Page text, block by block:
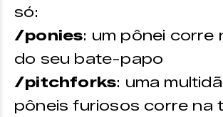
só:
/ponies: um pônei corre
do seu bate-papo
/pitchforks: uma
pôneis furiosos corre na